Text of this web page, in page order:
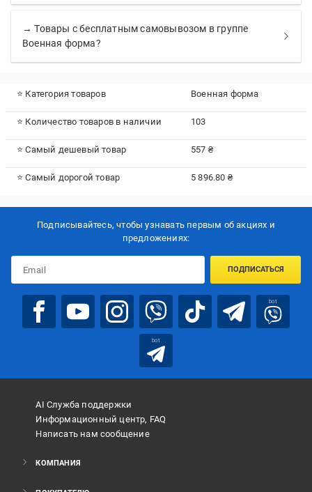
→ Товары с бесплатным самовывозом в группе
Военная форма?
⭐ Категория товаров Военная форма
⭐ Количество товаров в наличии 103
⭐ Самый дешевый товар 557 ₴
⭐ Самый дорогой товар 5 896.80 ₴
Подписывайтесь, чтобы узнавать первым об акцияx и
предложениях:
ПОДПИСАТЬСЯ
bot
bot
AI Служба поддержки
Информационный центр, FAQ
Написать нам сообщение
КОМПАНИЯ